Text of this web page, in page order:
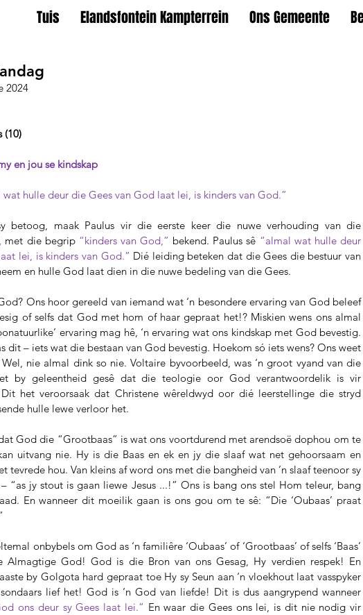
Tuis Elandsfontein Kampterrein Ons Gemeente
2024
(10)
en jou se kindskap
wat hulle deur die Gees van God laat lei, is kinders van God.”
betoog, maak Paulus vir die eerste keer die nuwe verhouding van die
met die begrip “kinders van God,” bekend. Paulus sê “almal wat hulle deur
lei, is kinders van God.” Dié leiding beteken dat die Gees die bestuur van
en hulle God laat dien in die nuwe bedeling van die Gees.
Ons hoor gereeld van iemand wat ‘n besondere ervaring van God beleef
of selfs dat God met hom of haar gepraat het!? Miskien wens ons almal
ervaring mag hê, ‘n ervaring wat ons kindskap met God bevestig.
dit – iets wat die bestaan van God bevestig. Hoekom só iets wens? Ons weet
nie almal dink so nie. Voltaire byvoorbeeld, was ‘n groot vyand van die
by geleentheid gesê dat die teologie oor God verantwoordelik is vir
het veroorsaak dat Christene wêreldwyd oor dié leerstellinge die stryd
hulle lewe verloor het.
God die “Grootbaas” is wat ons voortdurend met arendsoë dophou om te
uitvang nie. Hy is die Baas en ek en jy die slaaf wat net gehoorsaam en
tevrede hou. Van kleins af word ons met die bangheid van ’n slaaf teenoor sy
“as jy stout is gaan liewe Jesus ...!” Ons is bang ons stel Hom teleur, bang
En wanneer dit moeilik gaan is ons gou om te sê: “Die ‘Oubaas’ praat
onbybels om God as ‘n familiêre ‘Oubaas’ of ‘Grootbaas’ of selfs ‘Baas’
Almagtige God! God is die Bron van ons Gesag, Hy verdien respek! En
by Golgota hard gepraat toe Hy sy Seun aan ‘n vloekhout laat vasspyker
lief het! God is ‘n God van liefde! Dit is dus aangrypend wanneer
ons deur sy Gees laat lei.” En waar die Gees ons lei, is dit nie nodig vir